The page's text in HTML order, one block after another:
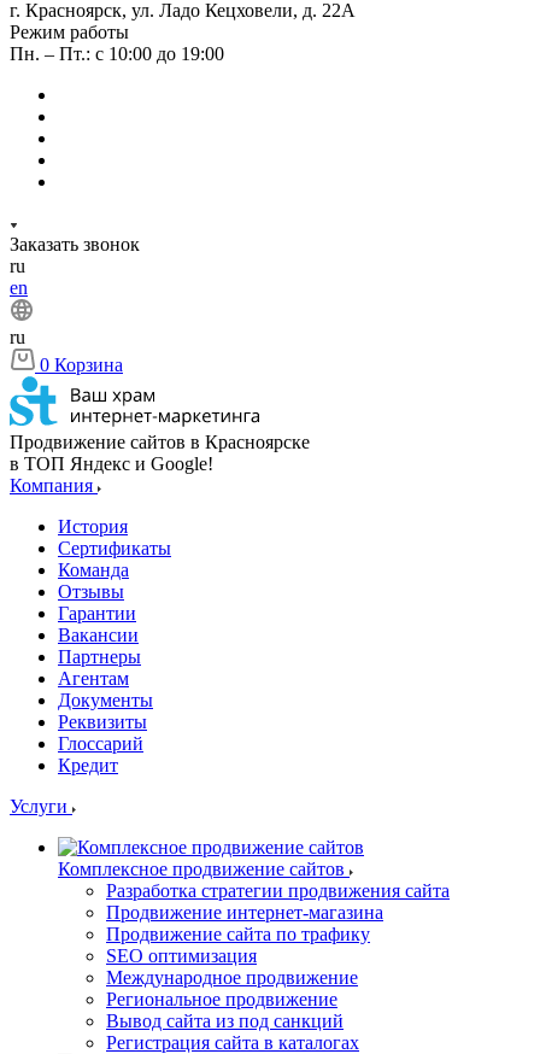
г. Красноярск, ул. Ладо Кецховели, д. 22А
Режим работы
Пн. – Пт.: с 10:00 до 19:00
Заказать звонок
ru
en
ru
0 Корзина
Продвижение сайтов в Красноярске
в ТОП Яндекс и Google!
Компания
История
Сертификаты
Команда
Отзывы
Гарантии
Вакансии
Партнеры
Агентам
Документы
Реквизиты
Глоссарий
Кредит
Услуги
Комплексное продвижение сайтов
Разработка стратегии продвижения сайта
Продвижение интернет-магазина
Продвижение сайта по трафику
SEO оптимизация
Международное продвижение
Региональное продвижение
Вывод сайта из под санкций
Регистрация сайта в каталогах